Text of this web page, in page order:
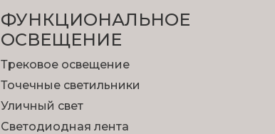
ФУНКЦИОНА­ЛЬНОЕ
ОСВЕЩЕНИЕ
Трековое освещение
Точечные светильники
Уличный свет
Светодиодная лента